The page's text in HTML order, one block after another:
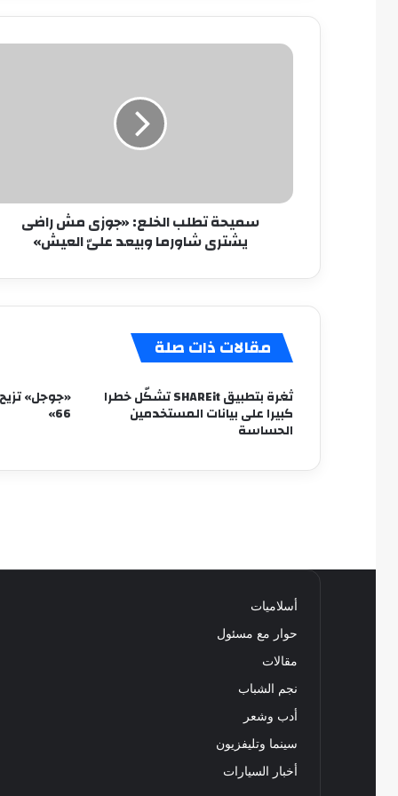
سميحة
وبيعد
سميحة تطلب الخلع: «جوزى مش راضى
يشترى شاورما وبيعد علىّ العيش»
مقالات ذات صلة
ثغرة بتطبيق SHAREit تشكّل خطرا
كبيرا على بيانات المستخدمين
الحساسة
66»
أسلاميات
حوار مع مسئول
مقالات
نجم الشباب
أدب وشعر
سينما وتليفزيون
أخبار السيارات